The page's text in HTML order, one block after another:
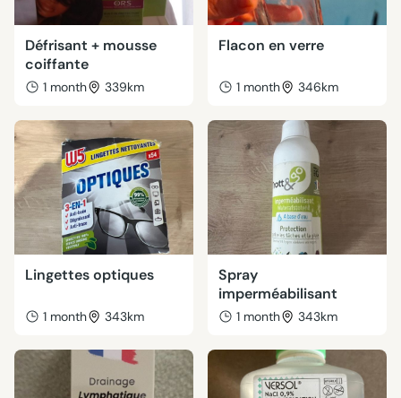
Défrisant + mousse
coiffante
1 month 339km
Flacon en verre
1 month 346km
Lingettes optiques
1 month 343km
Spray
imperméabilisant
1 month 343km